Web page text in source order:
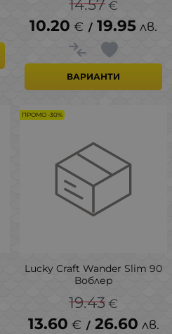
14.57€
10.20 € / 19.95 лв.
ВАРИАНТИ
Lucky Craft Wander Slim 90
Воблер
19.43€
13.60 € / 26.60 лв.
ПРОМО -30%